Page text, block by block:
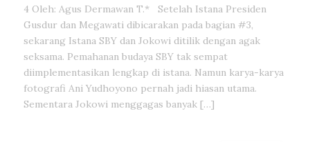
4 Oleh: Agus Dermawan T.* Setelah Istana Presiden
Gusdur dan Megawati dibicarakan pada bagian #3,
sekarang Istana SBY dan Jokowi ditilik dengan agak
seksama. Pemahanan budaya SBY tak sempat
diimplementasikan lengkap di istana. Namun karya-karya
fotografi Ani Yudhoyono pernah jadi hiasan utama.
Sementara Jokowi menggagas banyak […]